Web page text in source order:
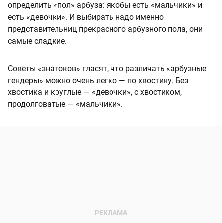
определить «пол» арбуза: якобы есть «мальчики» и
есть «девочки». И выбирать надо именно
представительниц прекрасного арбузного пола, они
самые сладкие.
Советы «знатоков» гласят, что различать «арбузные
гендеры» можно очень легко — по хвостику. Без
хвостика и круглые — «девочки», с хвостиком,
продолговатые — «мальчики».